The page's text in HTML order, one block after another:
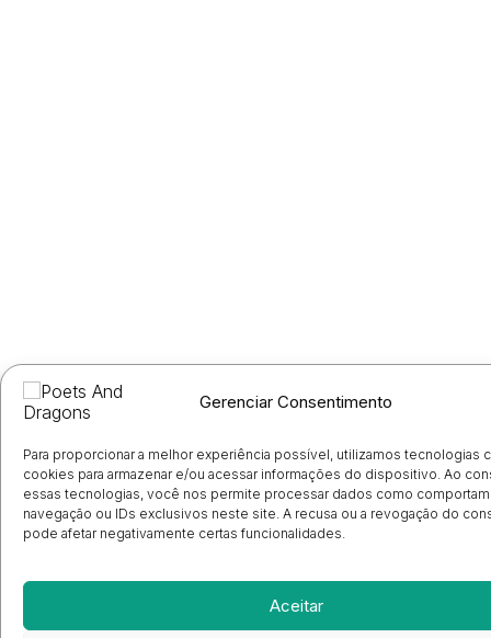
Gerenciar Consentimento
Para proporcionar a melhor experiência possível, utilizamos tecnologias
cookies para armazenar e/ou acessar informações do dispositivo. Ao
essas tecnologias, você nos permite processar dados como
navegação ou IDs exclusivos neste site. A recusa ou a revogação do
pode afetar negativamente certas funcionalidades.
Aceitar